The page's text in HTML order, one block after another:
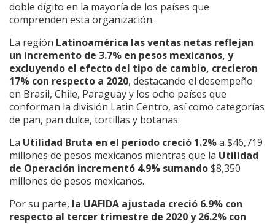
doble dígito en la mayoría de los países que
comprenden esta organización.
La región Latinoamérica las ventas netas reflejan
un incremento de 3.7% en pesos mexicanos, y
excluyendo el efecto del tipo de cambio, crecieron
17% con respecto a 2020, destacando el desempeño
en Brasil, Chile, Paraguay y los ocho países que
conforman la división Latin Centro, así como categorías
de pan, pan dulce, tortillas y botanas.
La Utilidad Bruta en el periodo creció 1.2%a $46,719
millones de pesos mexicanos mientras que la Utilidad
de Operación incrementó 4.9% sumando$8,350
millones de pesos mexicanos.
Por su parte, la UAFIDA ajustada creció 6.9% con
respecto al tercer trimestre de 2020 y 26.2% con